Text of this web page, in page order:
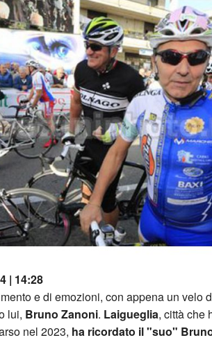
| 14:28
e di emozioni, con appena un velo
lui, Bruno Zanoni. Laigueglia, città che
nel 2023, ha ricordato il "suo"